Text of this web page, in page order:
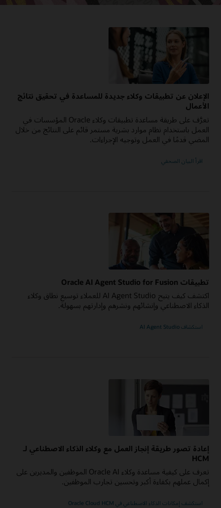
الإعلان عن تطبيقات وكلاء جديدة للمساعدة في تحقيق نتائج
الأعمال
تعرَّف على طريقة مساعدة تطبيقات وكلاء Oracle المؤسسات في
العمل باستخدام نظام موارد بشرية مستمر قائم على النتائج من خلال
المضي قدمًا في العمل وتوجيه الإجراءات.
اقرأ البيان الصحفي
تطبيقات Oracle AI Agent Studio for Fusion
اكتشف كيف يتيح AI Agent Studio للعملاء توسيع نطاق وكلاء
الذكاء الاصطناعي وإنشائهم ونشرهم وإدارتهم بسهولة.
استكشاف AI Agent Studio
إعادة تصور طريقة إنجاز العمل مع وكلاء الذكاء الاصطناعي لـ
HCM
تعرف على كيفية مساعدة وكلاء Oracle AI الموظفين والمديرين على
إكمال عملهم بكفاءة أكبر وتحسين تجارب الموظفين.
استكشف إمكانات الذكاء الاصطناعي في Oracle Cloud HCM